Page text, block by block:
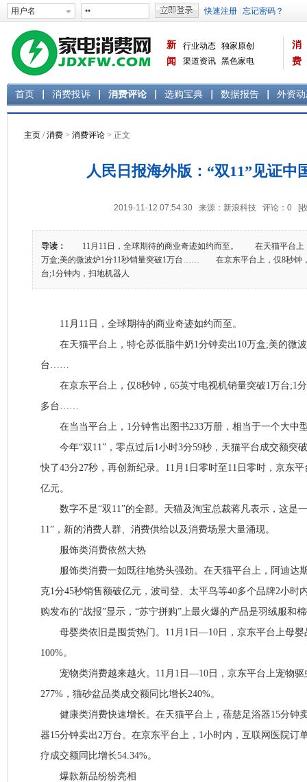
新
闻
行业动态 独家原创
渠道资讯 黑色家电
消
费
首页 消费投诉 消费评论 选购宝典 数据报告 外资
主页 /消费 > 消费评论 > 正文
人民日报海外版：“双11”见证中
2019-11-12 07:54:30 来源：新浪科技 评论： 0 [
导读：
11月11日，全球期待的商业奇迹如约而至。 在天猫平台上
万盒;美的微波炉1分11秒销量突破1万台…… 在京东平台上，仅8秒钟
台;1分钟内，扫地机器人
11月11日，全球期待的商业奇迹如约而至。
在天猫平台上，特仑苏低脂牛奶1分钟卖出10万盒;美的微波
台……
在京东平台上，仅8秒钟，65英寸电视机销量突破1万台;1
多台……
在当当平台上，1分钟售出图书233万册，相当于一个大中
今年“双11”，零点过后1小时3分59秒，天猫平台成交额突破
快了43分27秒，再创新纪录。11月1日零时至11日零时，京东
亿元。
数字不是“双11”的全部。天猫及淘宝总裁蒋凡表示，这是
11”，新的消费人群、消费供给以及消费场景大量涌现。
服饰类消费依然大热
服饰类消费一如既往地势头强劲。在天猫平台上，阿迪达
克1分45秒销售额破亿元，波司登、太平鸟等40多个品牌2小时
购发布的“战报”显示，“苏宁拼购”上最火爆的产品是羽绒服和
母婴类依旧是囤货热门。11月1日—10日，京东平台上母婴
100%。
宠物类消费越来越火。11月1日—10日，京东平台上宠物驱
277%，猫砂盆品类成交额同比增长240%。
健康类消费快速增长。在天猫平台上，蓓慈足浴器15分钟
器15分钟卖出2万台。在京东平台上，1小时内，互联网医院订
疗成交额同比增长54.34%。
爆款新品纷纷亮相